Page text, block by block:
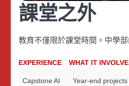
課堂之外
教育不僅限於課堂時間。中學部
EXPERIENCE WHAT IT
Capstone AI
Year-end